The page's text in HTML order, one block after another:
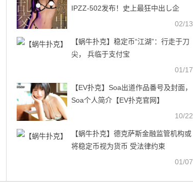
IPZZ-502发布！史上最狂中出し企
画！她无限大乱交！【EV扑克官网】
02/13
【蜗牛扑克】稳定币“江湖”：行走于刀
尖， 兵临于支付宝
01/17
【EV扑克】Soa出道作品番号及封面，
Soa个人简介【EV扑克官网】
10/22
【蜗牛扑克】德克萨斯金融监管机构或
将稳定币视为货币 受法律约束
01/07